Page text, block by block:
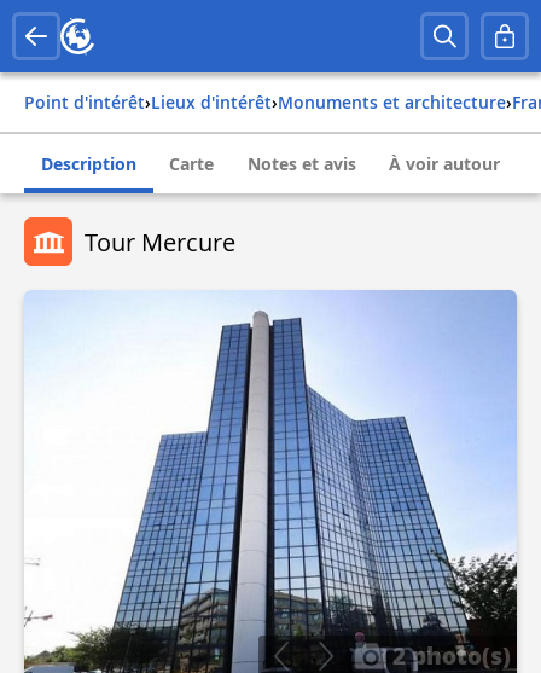
Point d'intérêt› Lieux d'intérêt› Monuments et architecture›
Description Carte Notes et avis À voir autour
Tour Mercure
2 photo(s)